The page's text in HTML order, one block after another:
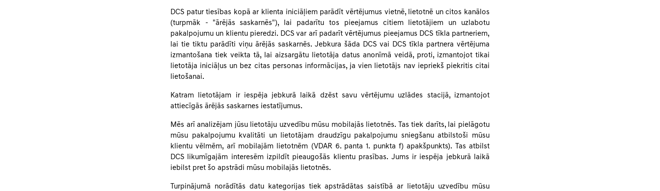
DCS patur tiesības kopā ar klienta iniciāļiem parādīt vērtējumus vietnē, lietotnē un citos kanālos
(turpmāk - "ārējās saskarnēs"), lai padarītu tos pieejamus citiem lietotājiem un uzlabotu
pakalpojumu un klientu pieredzi. DCS var arī padarīt vērtējumus pieejamus DCS tīkla partneriem,
lai tie tiktu parādīti viņu ārējās saskarnēs. Jebkura šāda DCS vai DCS tīkla partnera vērtējuma
izmantošana tiek veikta tā, lai aizsargātu lietotāja datus anonīmā veidā, proti, izmantojot tikai
lietotāja iniciāļus un bez citas personas informācijas, ja vien lietotājs nav iepriekš piekritis citai
lietošanai.
Katram lietotājam ir iespēja jebkurā laikā dzēst savu vērtējumu uzlādes stacijā, izmantojot
attiecīgās ārējās saskarnes iestatījumus.
Mēs arī analizējam jūsu lietotāju uzvedību mūsu mobilajās lietotnēs. Tas tiek darīts, lai pielāgotu
mūsu pakalpojumu kvalitāti un lietotājam draudzīgu pakalpojumu sniegšanu atbilstoši mūsu
klientu vēlmēm, arī mobilajām lietotnēm (VDAR 6. panta 1. punkta f) apakšpunkts). Tas atbilst
DCS likumīgajām interesēm izpildīt pieaugošās klientu prasības. Jums ir iespēja jebkurā laikā
iebilst pret šo apstrādi mūsu mobilajās lietotnēs.
Turpinājumā norādītās datu kategorijas tiek apstrādātas saistībā ar lietotāju uzvedību mūsu